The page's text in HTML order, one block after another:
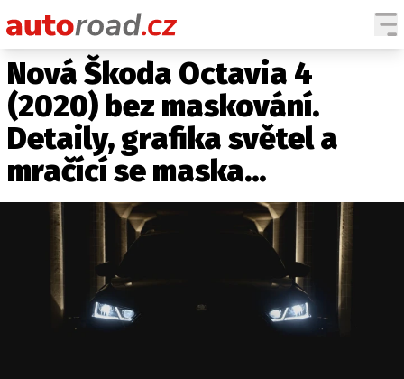
AUTA
TESTY AUT
NOVINKY
EKO
Nová Škoda Octavia 4
(2020) bez maskování.
Detaily, grafika světel a
mračící se maska...